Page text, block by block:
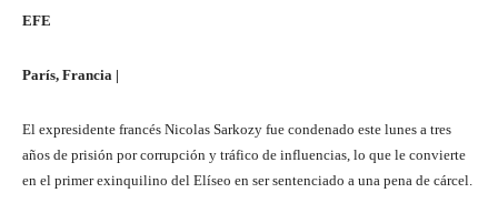
EFE
París, Francia |
El expresidente francés Nicolas Sarkozy fue condenado este lunes a tres
años de prisión por corrupción y tráfico de influencias, lo que le convierte
en el primer exinquilino del Elíseo en ser sentenciado a una pena de cárcel.